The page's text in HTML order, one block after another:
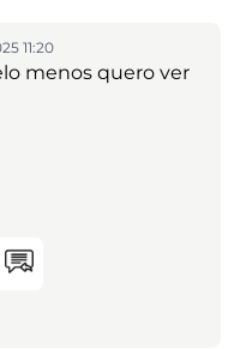
11:20
menos quero ver